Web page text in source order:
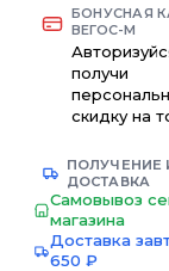
БОНУСНАЯ
ВЕГОС-М
получи
скидку на
ПОЛУЧЕНИЕ
ДОСТАВКА
Самовывоз
магазина
Доставка
650 ₽